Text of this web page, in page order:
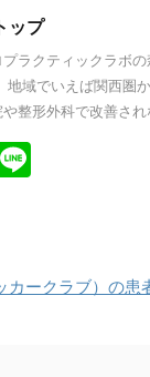
ップ
ラクティックラボ
地域でいえば関西圏
整形外科で改善され
ークラブ）の患